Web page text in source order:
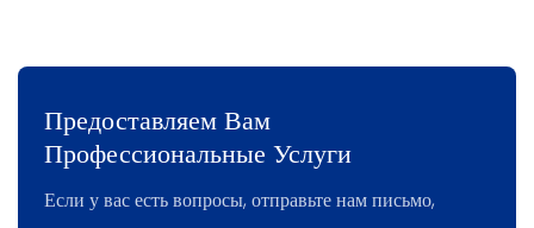
Предоставляем Вам
Профессиональные Услуги
Если у вас есть вопросы, отправьте нам письмо,